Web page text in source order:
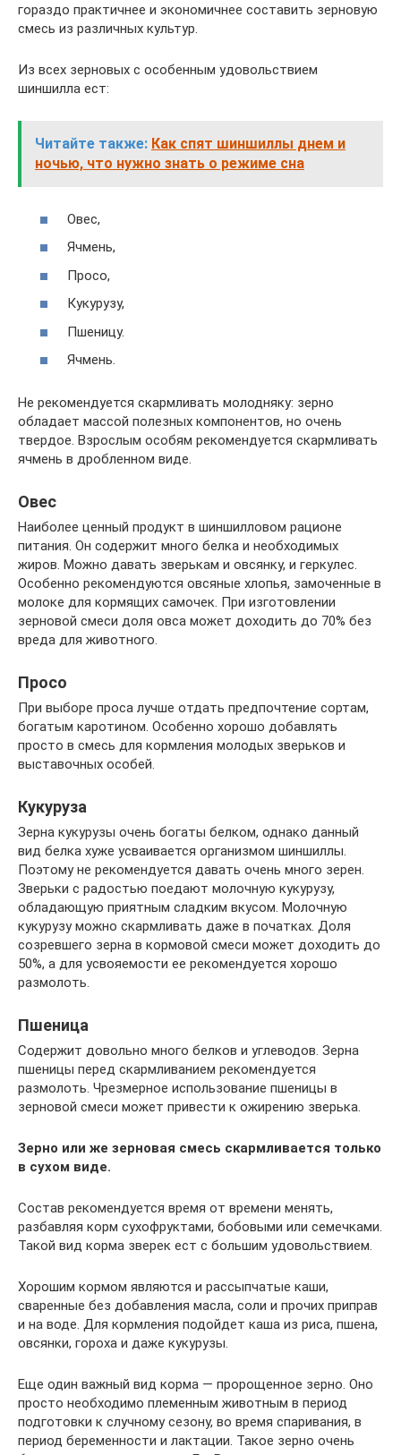
гораздо практичнее и экономичнее составить зерновую
смесь из различных культур.
Из всех зерновых с особенным удовольствием
шиншилла ест:
Читайте также: Как спят шиншиллы днем и
ночью, что нужно знать о режиме сна
Овес,
Ячмень,
Просо,
Кукурузу,
Пшеницу.
Ячмень.
Не рекомендуется скармливать молодняку: зерно
обладает массой полезных компонентов, но очень
твердое. Взрослым особям рекомендуется скармливать
ячмень в дробленном виде.
Овес
Наиболее ценный продукт в шиншилловом рационе
питания. Он содержит много белка и необходимых
жиров. Можно давать зверькам и овсянку, и геркулес.
Особенно рекомендуются овсяные хлопья, замоченные в
молоке для кормящих самочек. При изготовлении
зерновой смеси доля овса может доходить до 70% без
вреда для животного.
Просо
При выборе проса лучше отдать предпочтение сортам,
богатым каротином. Особенно хорошо добавлять
просто в смесь для кормления молодых зверьков и
выставочных особей.
Кукуруза
Зерна кукурузы очень богаты белком, однако данный
вид белка хуже усваивается организмом шиншиллы.
Поэтому не рекомендуется давать очень много зерен.
Зверьки с радостью поедают молочную кукурузу,
обладающую приятным сладким вкусом. Молочную
кукурузу можно скармливать даже в початках. Доля
созревшего зерна в кормовой смеси может доходить до
50%, а для усвояемости ее рекомендуется хорошо
размолоть.
Пшеница
Содержит довольно много белков и углеводов. Зерна
пшеницы перед скармливанием рекомендуется
размолоть. Чрезмерное использование пшеницы в
зерновой смеси может привести к ожирению зверька.
Зерно или же зерновая смесь скармливается только
в сухом виде.
Состав рекомендуется время от времени менять,
разбавляя корм сухофруктами, бобовыми или семечками.
Такой вид корма зверек ест с большим удовольствием.
Хорошим кормом являются и рассыпчатые каши,
сваренные без добавления масла, соли и прочих приправ
и на воде. Для кормления подойдет каша из риса, пшена,
овсянки, гороха и даже кукурузы.
Еще один важный вид корма — пророщенное зерно. Оно
просто необходимо племенным животным в период
подготовки к случному сезону, во время спаривания, в
период беременности и лактации. Такое зерно очень